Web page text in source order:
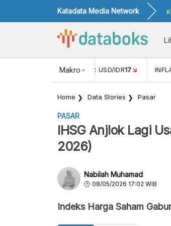
Katadata Media Network
Makro
NILAI TUKAR USD/IDR17
Home Data Stories Pasar
PASAR
IHSG Anjlok Lagi
2026)
Nabilah Muhamad
08/05/2026 17:02 WIB
Indeks Harga Saham